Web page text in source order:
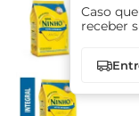
Caso
receber